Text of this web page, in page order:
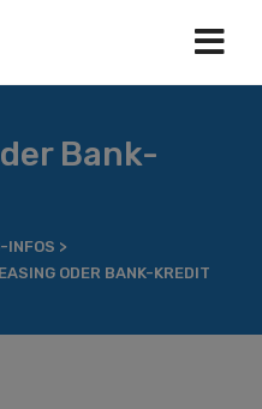
Bank-
INFOS >
ODER BANK-KREDIT